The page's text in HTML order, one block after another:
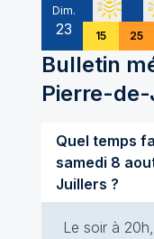
Dim.
23 15 25
Bulletin
Pierre-
Quel temps
samedi 8 aout à Saint-Pierre-de-
Juillers ?
Le soir à